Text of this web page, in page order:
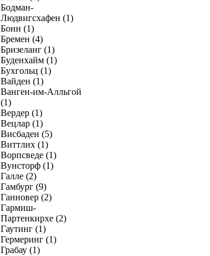
Бодман-
Людвигсхафен (1)
Бонн (1)
Бремен (4)
Бризеланг (1)
Буденхайм (1)
Бухгольц (1)
Вайден (1)
Ванген-им-Алльгой
(1)
Вердер (1)
Вецлар (1)
Висбаден (5)
Виттлих (1)
Ворпсведе (1)
Вунсторф (1)
Галле (2)
Гамбург (9)
Ганновер (2)
Гармиш-
Партенкирхе (2)
Гаутинг (1)
Гермеринг (1)
Грабау (1)